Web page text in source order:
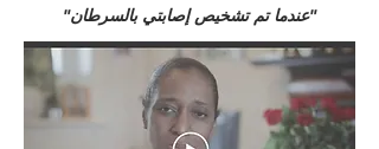
"عندما تم تشخيص إصابتي بالسرطان"